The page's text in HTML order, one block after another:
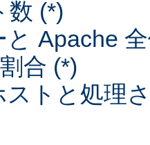
数 (*)
と Apache
合 (*)
ストと処理